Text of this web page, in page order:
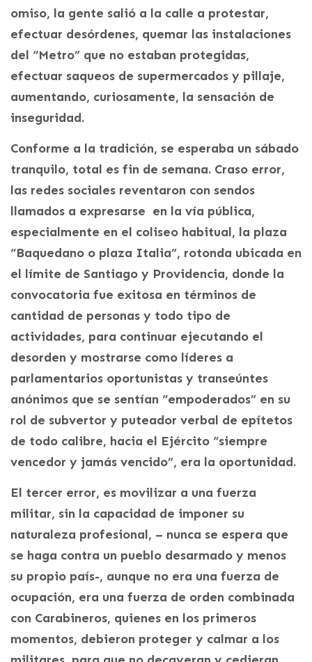
omiso, la gente salió a la calle a protestar,
efectuar desórdenes, quemar las instalaciones
del “Metro” que no estaban protegidas,
efectuar saqueos de supermercados y pillaje,
aumentando, curiosamente, la sensación de
inseguridad.
Conforme a la tradición, se esperaba un sábado
tranquilo, total es fin de semana. Craso error,
las redes sociales reventaron con sendos
llamados a expresarse en la vía pública,
especialmente en el coliseo habitual, la plaza
“Baquedano o plaza Italia”, rotonda ubicada en
el límite de Santiago y Providencia, donde la
convocatoria fue exitosa en términos de
cantidad de personas y todo tipo de
actividades, para continuar ejecutando el
desorden y mostrarse como líderes a
parlamentarios oportunistas y transeúntes
anónimos que se sentían “empoderados” en su
rol de subvertor y puteador verbal de epítetos
de todo calibre, hacia el Ejército “siempre
vencedor y jamás vencido”, era la oportunidad.
El tercer error, es movilizar a una fuerza
militar, sin la capacidad de imponer su
naturaleza profesional, – nunca se espera que
se haga contra un pueblo desarmado y menos
su propio país-, aunque no era una fuerza de
ocupación, era una fuerza de orden combinada
con Carabineros, quienes en los primeros
momentos, debieron proteger y calmar a los